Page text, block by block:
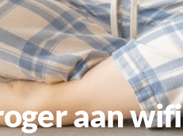
aan wifi